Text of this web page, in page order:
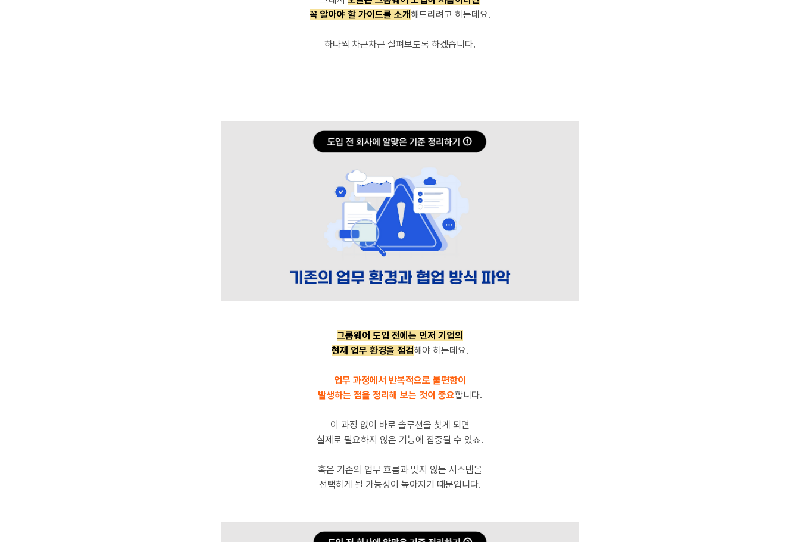
꼭 알아야 할 가이드를 소개 해드리려고 하는데요.
하나씩 차근차근 살펴보도록 하겠습니다.
그룹웨어 도입 전에는 먼저 기업의
현재 업무 환경을 점검해야 하는데요.
업무 과정에서 반복적으로 불편함이
발생하는 점을 정리해 보는 것이 중요합니다.
이 과정 없이 바로 솔루션을 찾게 되면
실제로 필요하지 않은 기능에 집중될 수 있죠.
혹은 기존의 업무 흐름과 맞지 않는 시스템을
선택하게 될 가능성이 높아지기 때문입니다.